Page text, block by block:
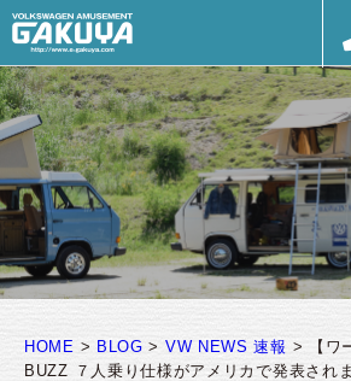
HOME > BLOG > VW NEWS 速報 >
【
BUZZ ７人乗り仕様がアメリカで発表され